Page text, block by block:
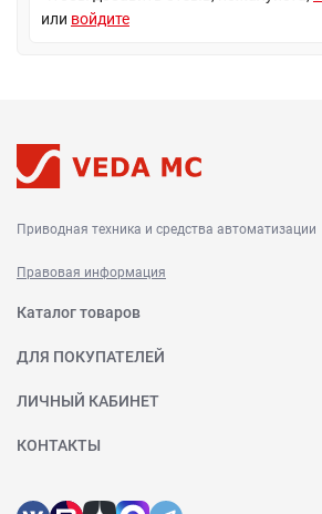
или войдите
Приводная техника и средства автоматизации
Правовая информация
Каталог товаров
ДЛЯ ПОКУПАТЕЛЕЙ
ЛИЧНЫЙ КАБИНЕТ
КОНТАКТЫ